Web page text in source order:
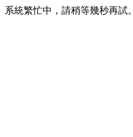
系統繁忙中，請稍等幾秒再試。